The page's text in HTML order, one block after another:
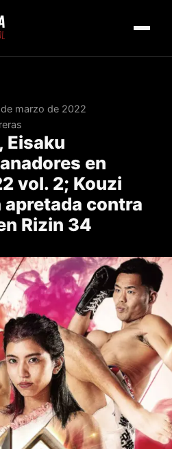
marzo de 2022
Eisaku
en
vol. 2; Kouzi
contra
Rizin 34